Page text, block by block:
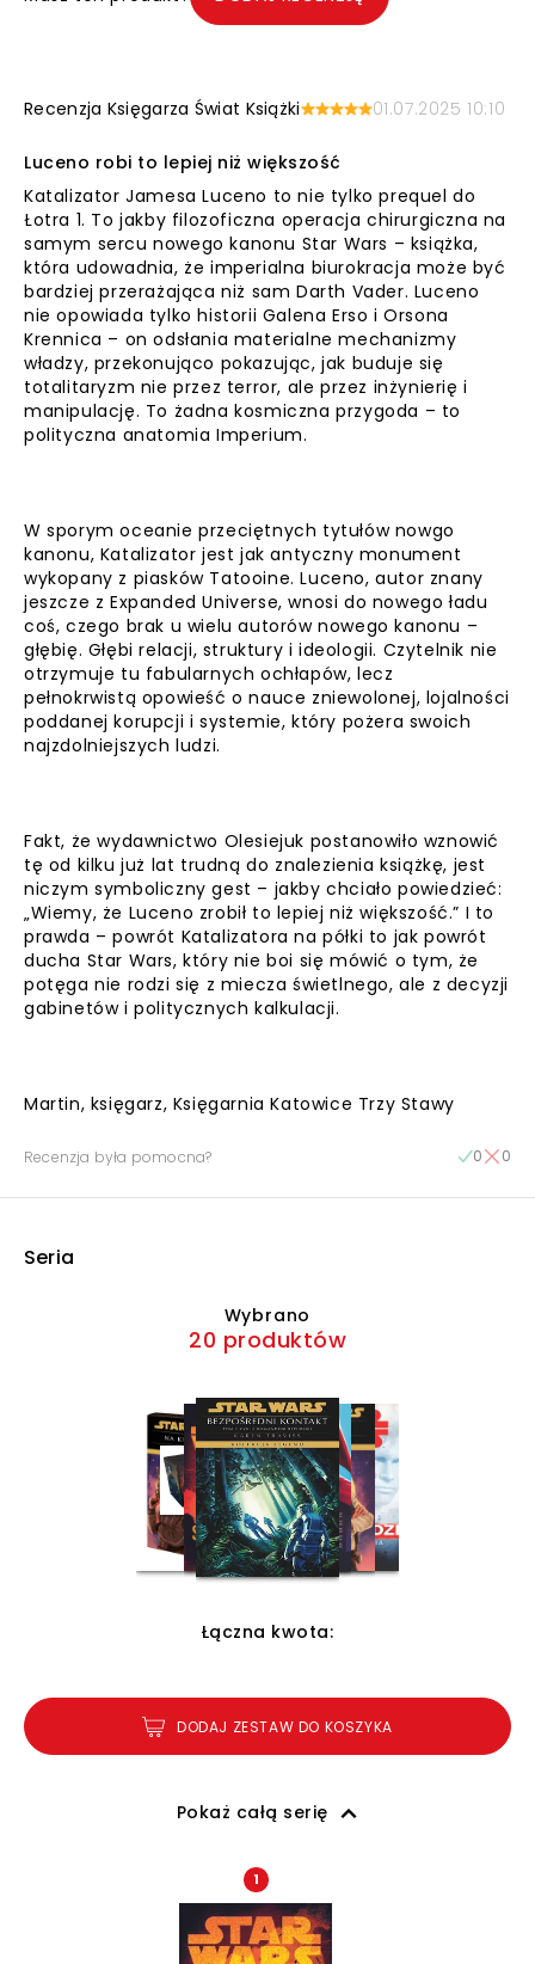
Recenzja Księgarza Świat Książki 01.07.2025 10:10
Luceno robi to lepiej niż większość
Katalizator Jamesa Luceno to nie tylko prequel do
Łotra 1. To jakby filozoficzna operacja chirurgiczna na
samym sercu nowego kanonu Star Wars – książka,
która udowadnia, że imperialna biurokracja może być
bardziej przerażająca niż sam Darth Vader. Luceno
nie opowiada tylko historii Galena Erso i Orsona
Krennica – on odsłania materialne mechanizmy
władzy, przekonująco pokazując, jak buduje się
totalitaryzm nie przez terror, ale przez inżynierię i
manipulację. To żadna kosmiczna przygoda – to
polityczna anatomia Imperium.
W sporym oceanie przeciętnych tytułów nowgo
kanonu, Katalizator jest jak antyczny monument
wykopany z piasków Tatooine. Luceno, autor znany
jeszcze z Expanded Universe, wnosi do nowego ładu
coś, czego brak u wielu autorów nowego kanonu –
głębię. Głębi relacji, struktury i ideologii. Czytelnik nie
otrzymuje tu fabularnych ochłapów, lecz
pełnokrwistą opowieść o nauce zniewolonej, lojalności
poddanej korupcji i systemie, który pożera swoich
najzdolniejszych ludzi.
Fakt, że wydawnictwo Olesiejuk postanowiło wznowić
tę od kilku już lat trudną do znalezienia książkę, jest
niczym symboliczny gest – jakby chciało powiedzieć:
„Wiemy, że Luceno zrobił to lepiej niż większość.” I to
prawda – powrót Katalizatora na półki to jak powrót
ducha Star Wars, który nie boi się mówić o tym, że
potęga nie rodzi się z miecza świetlnego, ale z decyzji
gabinetów i politycznych kalkulacji.
Martin, księgarz, Księgarnia Katowice Trzy Stawy
Recenzja była pomocna? 0 0
Seria
Wybrano
20 produktów
Łączna kwota:
DODAJ ZESTAW DO KOSZYKA
Pokaż całą serię
1